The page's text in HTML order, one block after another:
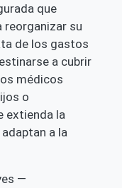
que
reorganizar su
de los gastos
a cubrir
médicos
o
extienda la
a la
—